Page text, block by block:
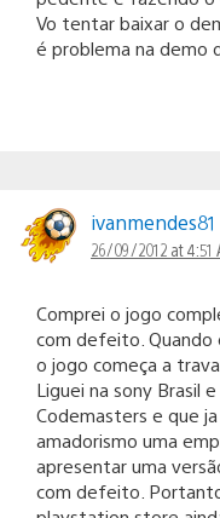
Vo tentar baixar o
é problema na demo
ivanmendes81
26/09/2012 at 4:51
Comprei o jogo
com defeito. Quando
o jogo começa a
Liguei na sony Brasil
Codemasters e que
amadorismo uma
apresentar uma
com defeito.